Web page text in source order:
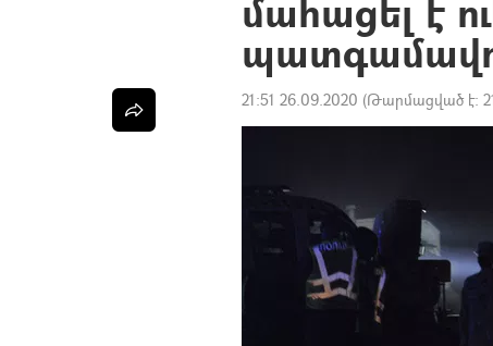
մահացել է
21:51 26.09.2020 (Թարմացված է: